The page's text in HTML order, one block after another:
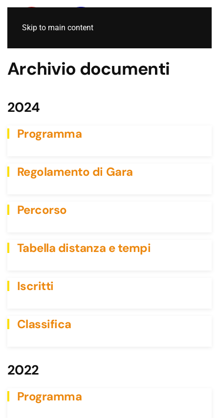
Skip to main content
Archivio documenti
2024
Programma
Regolamento di Gara
Percorso
Tabella distanza e tempi
Iscritti
Classifica
2022
Programma